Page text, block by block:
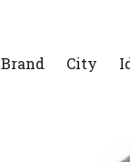
Brand City